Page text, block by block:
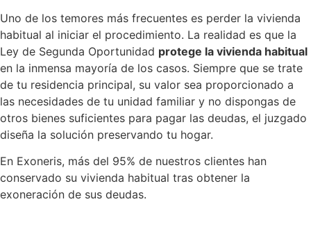
Uno de los temores más frecuentes es perder la vivienda
habitual al iniciar el procedimiento. La realidad es que la
Ley de Segunda Oportunidad protege la vivienda habitual
en la inmensa mayoría de los casos. Siempre que se trate
de tu residencia principal, su valor sea proporcionado a
las necesidades de tu unidad familiar y no dispongas de
otros bienes suficientes para pagar las deudas, el juzgado
diseña la solución preservando tu hogar.
En Exoneris, más del 95% de nuestros clientes han
conservado su vivienda habitual tras obtener la
exoneración de sus deudas.